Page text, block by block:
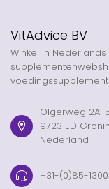
VitAdvice BV
Winkel in
Olgerweg 2A-5
9723 ED
Nederland
+31-(0)85-